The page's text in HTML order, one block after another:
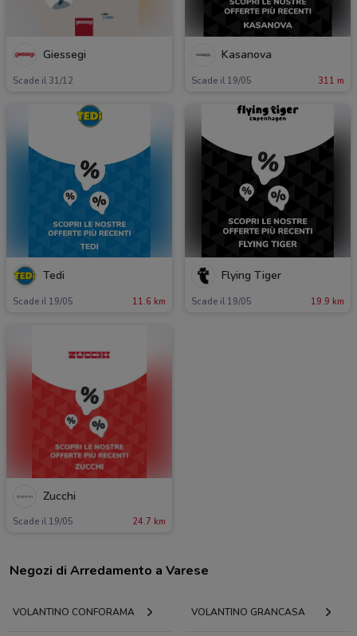
Giessegi
Scade il 31/12
Kasanova
Scade il 19/05 311 m
Tedi
Scade il 19/05 11.6 km
Flying Tiger
Scade il 19/05 19.9 km
Zucchi
Scade il 19/05 24.7 km
Negozi di Arredamento a Varese
VOLANTINO CONFORAMA VOLANTINO GRANCASA